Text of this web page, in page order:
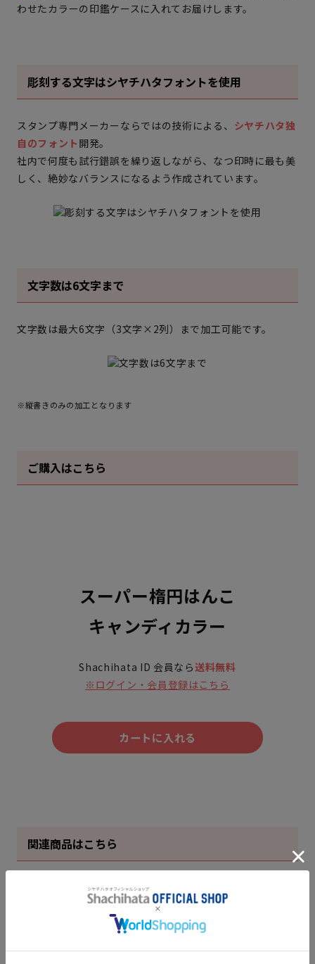
彫刻する文字はシヤチハタフォントを使用
スタンプ専門メーカーならではの技術による、 シヤチハタ独
自のフォント 開発。
社内で何度も試行錯誤を繰り返しながら、なつ印時に最も美
しく、絶妙なバランスになるよう作成されています。
文字数は6文字まで
文字数は最大6文字（3文字×2列）まで加工可能です。
※縦書きのみの加工となります
ご購入はこちら
スーパー楕円はんこ
キャンディカラー
Shachihata ID 会員なら送料無料
※ログイン・会員登録はこちら
カートに入れる
関連商品はこちら
スーパー楕円はんこ 印鑑 12.6ミリ